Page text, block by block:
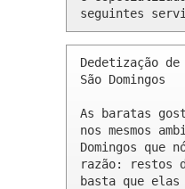
seguintes
Dedetização
São Domingos
As baratas
nos mesmos
Domingos que
razão: restos
basta que elas